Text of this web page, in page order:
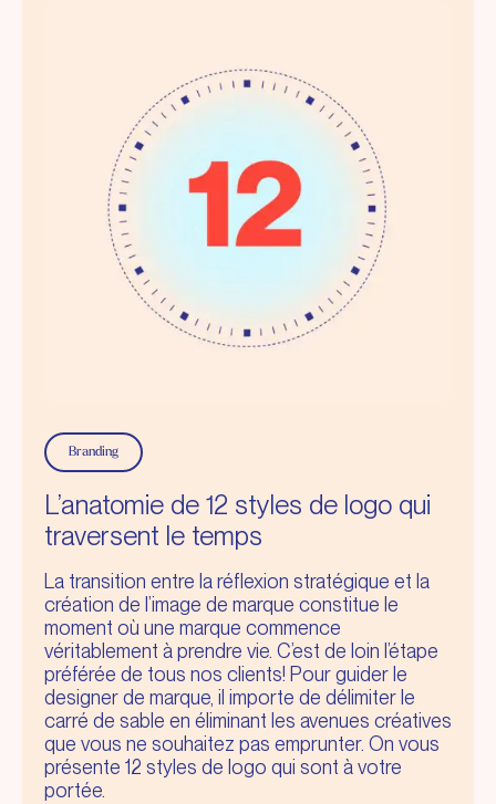
Branding
L’anatomie de 12 styles de logo qui
traversent le temps
La transition entre la réflexion stratégique et la
création de l’image de marque constitue le
moment où une marque commence
véritablement à prendre vie. C’est de loin l’étape
préférée de tous nos clients! Pour guider le
designer de marque, il importe de délimiter le
carré de sable en éliminant les avenues créatives
que vous ne souhaitez pas emprunter. On vous
présente 12 styles de logo qui sont à votre
portée.